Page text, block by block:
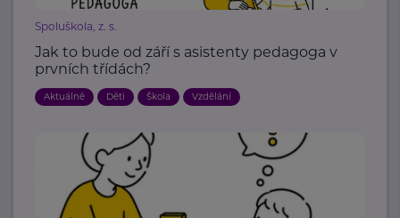
Spoluškola, z. s.
Jak to bude od září s asistenty pedagoga v
prvních třídách?
Aktuálně Děti Škola Vzdělání